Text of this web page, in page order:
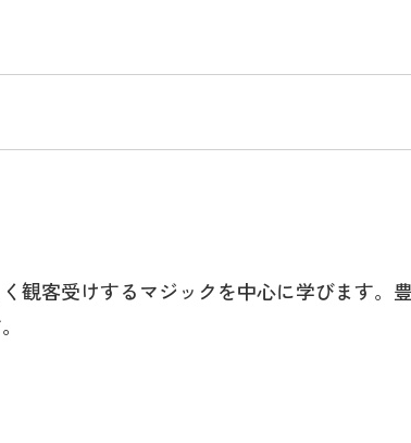
観客受けするマジックを中心に学びます。